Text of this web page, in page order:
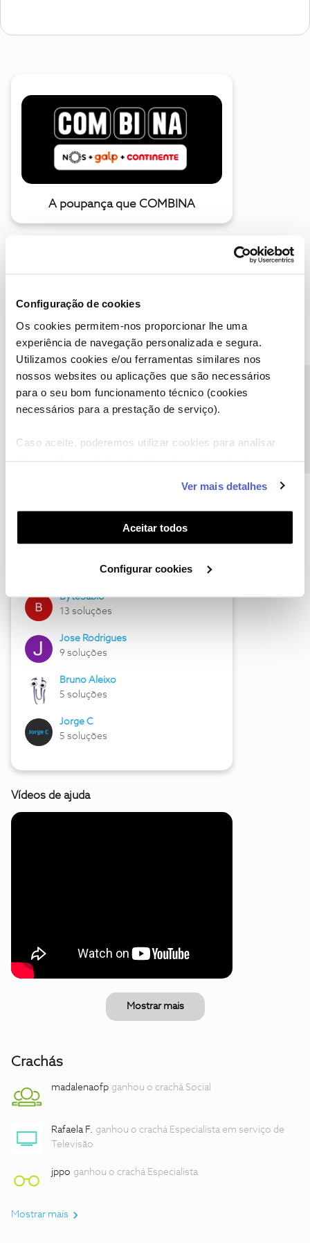
Configuração de cookies
Os cookies permitem-nos proporcionar lhe uma
experiência de navegação personalizada e segura.
Utilizamos cookies e/ou ferramentas similares nos
nossos websites ou aplicações que são necessários
para o seu bom funcionamento técnico (cookies
necessários para a prestação de serviço).
Caso aceite, poderemos utilizar cookies para analisar
funcionalidades (cookies de personalização e
funcionalidade) e adaptar anúncios aos seus interesses
(cookies de publicidade personalizada). Pode gerir a
utilização dos cookies clicando em "Configurar
Ver mais detalhes
Aceitar todos
Configurar cookies
A poupança que COMBINA
Descubra as novidades de julho
Hall of Fame de julho
17 soluções
ByteSábio
13 soluções
Jose Rodrigues
9 soluções
Bruno Aleixo
5 soluções
Jorge C
5 soluções
Vídeos de ajuda
Mostrar mais
Crachás
madalenaofp ganhou o crachá Social
Rafaela F. ganhou o crachá Especialista em serviço de
Televisão
jppo ganhou o crachá Especialista
Mostrar mais